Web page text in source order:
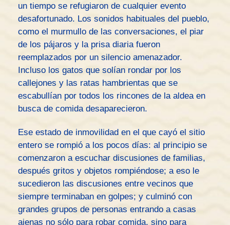
un tiempo se refugiaron de cualquier evento
desafortunado. Los sonidos habituales del pueblo,
como el murmullo de las conversaciones, el piar
de los pájaros y la prisa diaria fueron
reemplazados por un silencio amenazador.
Incluso los gatos que solían rondar por los
callejones y las ratas hambrientas que se
escabullían por todos los rincones de la aldea en
busca de comida desaparecieron.
Ese estado de inmovilidad en el que cayó el sitio
entero se rompió a los pocos días: al principio se
comenzaron a escuchar discusiones de familias,
después gritos y objetos rompiéndose; a eso le
sucedieron las discusiones entre vecinos que
siempre terminaban en golpes; y culminó con
grandes grupos de personas entrando a casas
ajenas no sólo para robar comida, sino para